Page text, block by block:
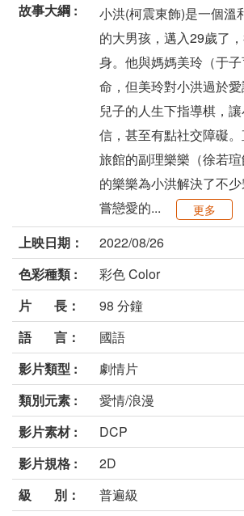
故事大綱 :
小洪(柯震東飾)是一個溫
的大男孩，邁入29歲了
身。他與媽媽美玲（于
命，但美玲對小洪過於
兒子的人生下指導棋，
信，甚至有點社交障礙
旅館的副理樂樂（徐若
的樂樂為小洪解決了不
嘗戀愛的...
更多
上映日期：
2022/08/26
色彩種類 :
彩色 Color
片 長：
98 分鐘
語 言：
國語
影片類型 :
劇情片
類別元素 :
愛情/浪漫
影片素材 :
DCP
影片規格 :
2D
級 別：
普遍級